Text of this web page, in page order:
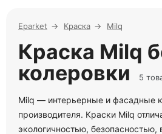
Eparket Краска Milq
Краска Milq
колеровки
5
Milq — интерьерные и фасадные
производителя. Краски Milq
экологичностью, безопасностью,